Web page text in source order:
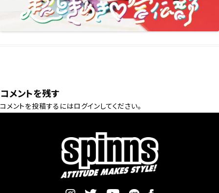
コメントを残す
コメントを投稿するにはログインしてください。